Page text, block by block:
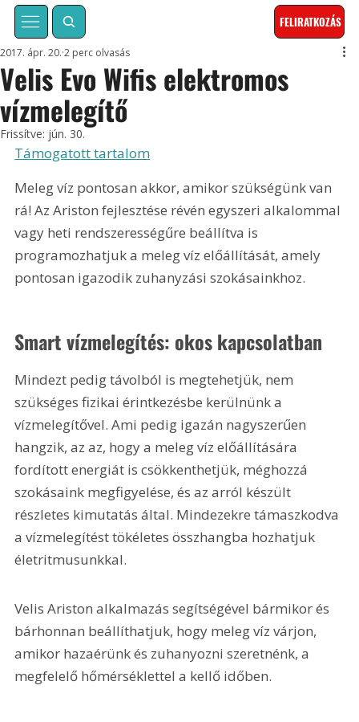
FELIRATKOZÁS
Velis Evo Wifis elektromos
vízmelegítő
2017. ápr. 20. 2 perc olvasás
Frissítve: jún. 30.
Támogatott tartalom
Meleg víz pontosan akkor, amikor szükségünk van
rá! Az Ariston fejlesztése révén egyszeri alkalommal
vagy heti rendszerességűre beállítva is
programozhatjuk a meleg víz előállítását, amely
pontosan igazodik zuhanyzási szokásainkhoz.
Smart vízmelegítés: okos kapcsolatban
Mindezt pedig távolból is megtehetjük, nem
szükséges fizikai érintkezésbe kerülnünk a
vízmelegítővel. Ami pedig igazán nagyszerűen
hangzik, az az, hogy a meleg víz előállítására
fordított energiát is csökkenthetjük, méghozzá
szokásaink megfigyelése, és az arról készült
részletes kimutatás által. Mindezekre támaszkodva
a vízmelegítést tökéletes összhangba hozhatjuk
életritmusunkkal.
Velis Ariston alkalmazás segítségével bármikor és
bárhonnan beállíthatjuk, hogy meleg víz várjon,
amikor hazaérünk és zuhanyozni szeretnénk, a
megfelelő hőmérséklettel a kellő időben.